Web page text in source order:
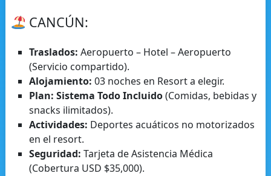
CANCÚN:
Traslados: Aeropuerto – Hotel – Aeropuerto
(Servicio compartido).
Alojamiento: 03 noches en Resort a elegir.
Plan: Sistema Todo Incluido(Comidas, bebidas y
snacks ilimitados).
Actividades: Deportes acuáticos no motorizados
en el resort.
Seguridad: Tarjeta de Asistencia Médica
(Cobertura USD $35,000).